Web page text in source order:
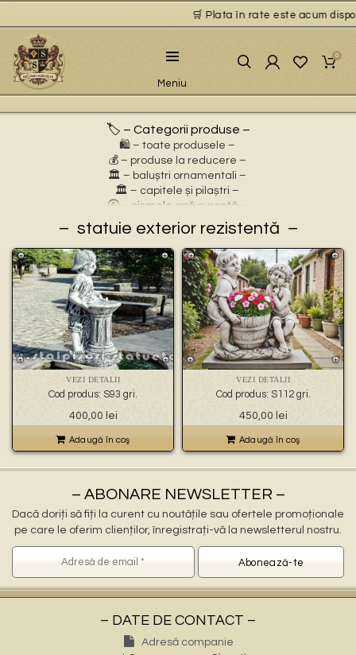
🛒 Plata în rate este acum
Meniu
0
🏷️ – Categorii produse –
🛍️ – toate produsele –
💰 – produse la reducere –
🏛 – baluștri ornamentali –
🏛 – capitele și pilaștri –
🚰 – cișmele apă curentă –
⛲ – fântâni arteziene –
🎀 – idei de cadouri –
🪴 – jardiniere cu personaje –
🌸 – jardiniere pentru flori –
🏗 – socluri și stative –
🦌 – statuete animale sălbatice –
🐕 – statuete animale domestice –
🧘 – statuete buddha –
🧺 – statuete cu coșulețe –
🐉 – statuete gargoyles –
👼 – statuete religioase și îngerași –
🦜 – statuete păsări –
💧 – statuete pentru fântâni –
🍄 – statuete pitici și troli –
🏺 – vaze pentru flori –
statuie exterior rezistentă
VEZI DETALII
Cod produs: S93 gri.
400,00 lei
Adaugă în coş
VEZI DETALII
Cod produs: S112 gri.
450,00 lei
Adaugă în coş
– ABONARE NEWSLETTER –
Dacă doriți să fiți la curent cu noutățile sau ofertele promoționale
pe care le oferim clienților, înregistrați-vă la newsletterul nostru.
– DATE DE CONTACT –
Adresă companie